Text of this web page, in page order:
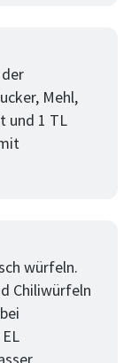
Mehl,
und 1 TL
würfeln.
Chiliwürfeln